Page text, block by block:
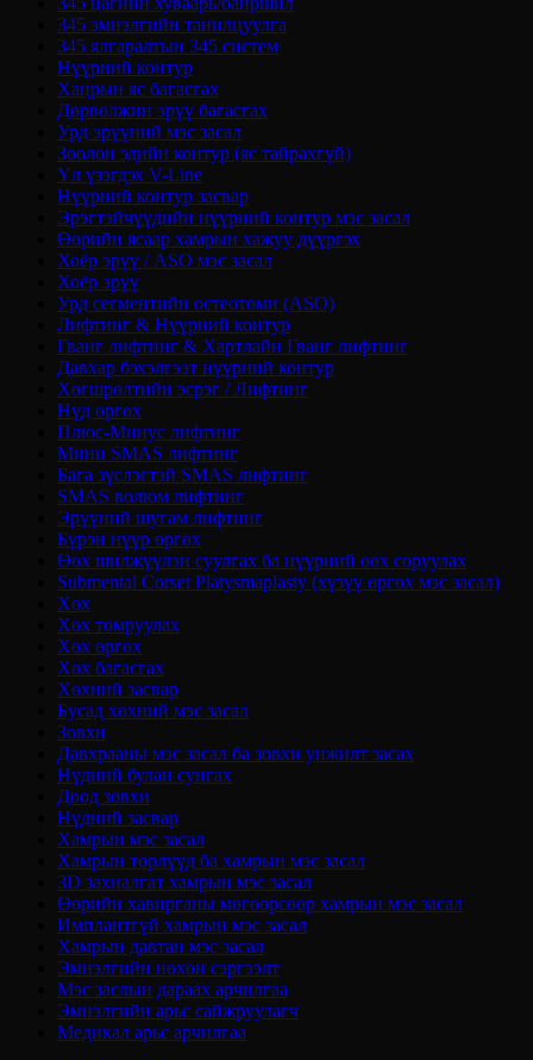
345 эмнэлгийн танилцуулга
345 ялгаралтын 345 систем
Нүүрний контур
Хацрын яс багасгах
Дөрвөлжин эрүү багасгах
Урд эрүүний мэс засал
Зөөлөн эдийн контур (яс тайрахгүй)
Үл үзэгдэх V-Line
Нүүрний контур засвар
Эрэгтэйчүүдийн нүүрний контур мэс засал
Өөрийн ясаар хамрын хажуу дүүргэх
Хоёр эрүү / ASO мэс засал
Хоёр эрүү
Урд сегментийн остеотоми (ASO)
Лифтинг & Нүүрний контур
Гванг лифтинг & Хартлайн Гванг лифтинг
Давхар бэхэлгээт нүүрний контур
Хөгшрөлтийн эсрэг / Лифтинг
Нүд өргөх
Плюс-Минус лифтинг
Мини SMAS лифтинг
Бага зүслэгтэй SMAS лифтинг
SMAS волюм лифтинг
Эрүүний шугам лифтинг
Бүрэн нүүр өргөх
Өөх шилжүүлэн суулгах ба нүүрний өөх соруулах
Submental Corset Platysmaplasty (хүзүү өргөх мэс засал)
Хөх
Хөх томруулах
Хөх өргөх
Хөх багасгах
Хөхний засвар
Бусад хөхний мэс засал
Зовхи
Давхрааны мэс засал ба зовхи унжилт засах
Нүдний булан сунгах
Доод зовхи
Нүдний засвар
Хамрын мэс засал
Хамрын төрлүүд ба хамрын мэс засал
3D захиалгат хамрын мэс засал
Өөрийн хавирганы мөгөөрсөөр хамрын мэс засал
Имплантгүй хамрын мэс засал
Хамрын давтан мэс засал
Эмнэлгийн нөхөн сэргээлт
Мэс заслын дараах арчилгаа
Эмнэлгийн арьс сайжруулагч
Медикал арьс арчилгаа